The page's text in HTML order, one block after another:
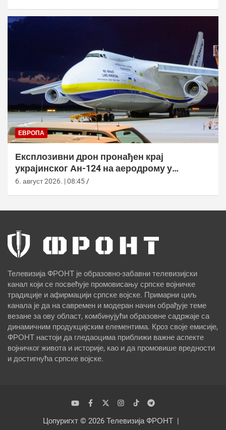
ЕВРОПА
Експлозивни дрон пронађен крај
украјинског Ан-124 на аеродрому у
Лајпцигу
6. август 2026. | 08:45
Телевизија ФРОНТ је образовно-забавни телевизијски
канал који се посвећује промовисању српске војничке
традиције и афирмацији српске војске. Примарни циљ
канала је да на савремен и модеран начин обрађује теме
везане за ову област, комбинујући образовне садржаје са
динамичним продукцијским елементима. Кроз своје емисије,
ФРОНТ настоји да гледаоцима приближи важне аспекте
војничког живота и историје, као и да промовише вредности
и достигнућа српске војске.
Цопyригхт © 2026 Телевизија ФРОНТ